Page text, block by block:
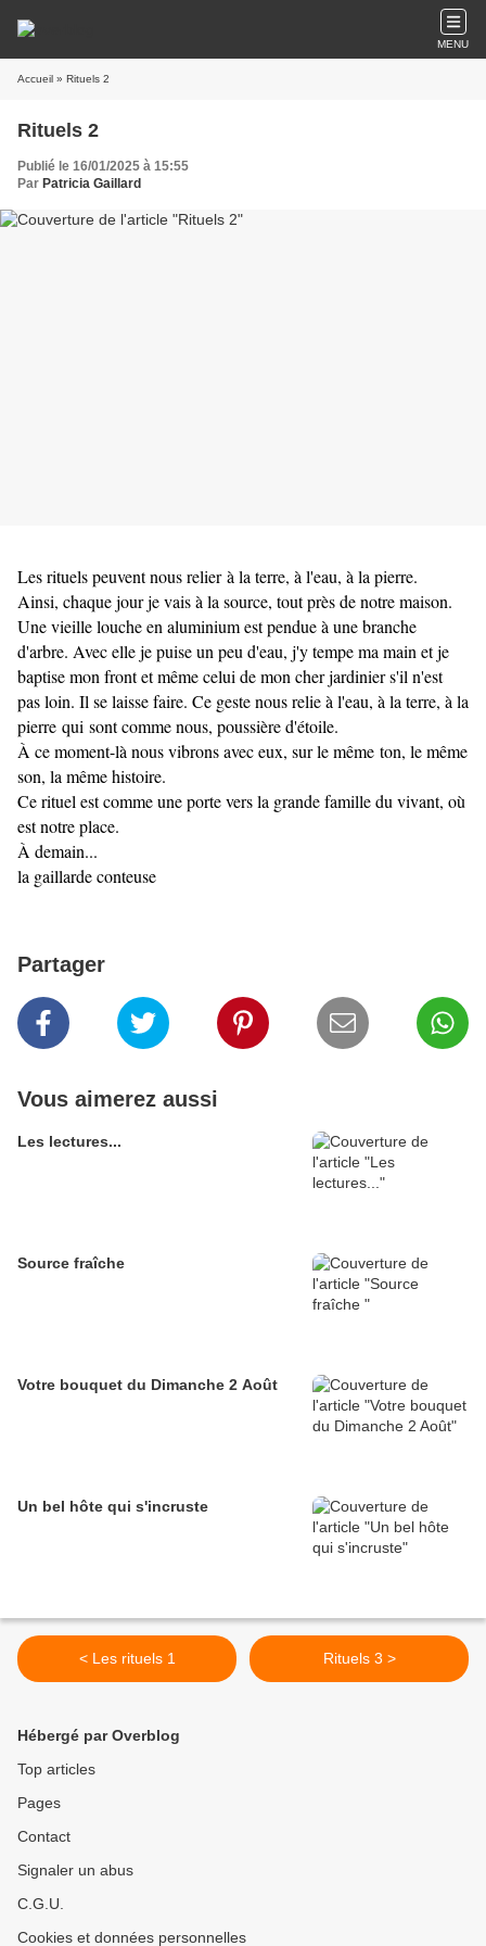
MENU
Accueil » Rituels 2
Rituels 2
Publié le 16/01/2025 à 15:55
Par Patricia Gaillard
Les rituels peuvent nous relier à la terre, à l'eau, à la pierre.
Ainsi, chaque jour je vais à la source, tout près de notre maison.
Une vieille louche en aluminium est pendue à une branche
d'arbre. Avec elle je puise un peu d'eau, j'y tempe ma main et je
baptise mon front et même celui de mon cher jardinier s'il n'est
pas loin. Il se laisse faire. Ce geste nous relie à l'eau, à la terre, à la
pierre qui sont comme nous, poussière d'étoile.
À ce moment-là nous vibrons avec eux, sur le même ton, le même
son, la même histoire.
Ce rituel est comme une porte vers la grande famille du vivant, où
est notre place.
À demain...
la gaillarde conteuse
Partager
Vous aimerez aussi
Les lectures...
Source fraîche
Votre bouquet du Dimanche 2 Août
Un bel hôte qui s'incruste
< Les rituels 1 Rituels 3 >
Hébergé par Overblog
Top articles
Pages
Contact
Signaler un abus
C.G.U.
Cookies et données personnelles